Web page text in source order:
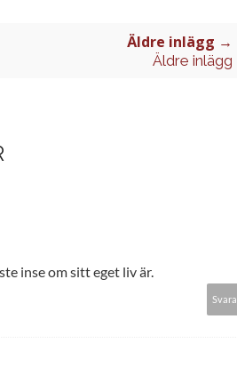
Äldre inlägg →
Äldre inlägg
inse om sitt eget liv är.
Svara